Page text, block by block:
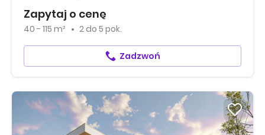
Zapytaj o cenę
40 - 115 m² 2 do 5 pok.
Zadzwoń